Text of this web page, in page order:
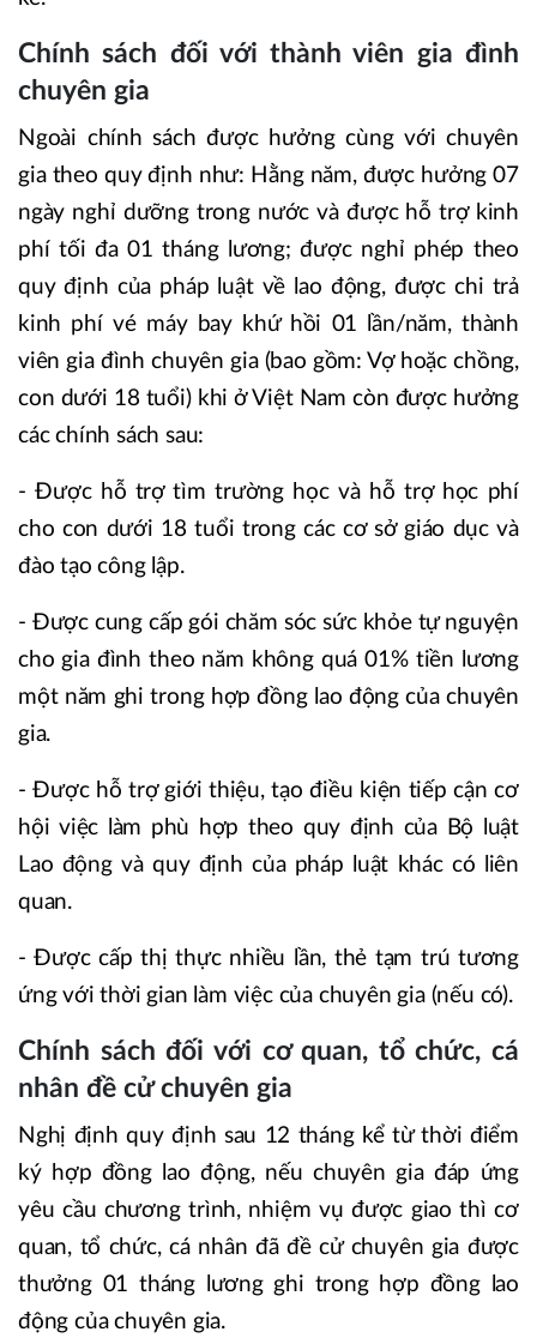
Chính sách đối với thành viên gia đình
chuyên gia
Ngoài chính sách được hưởng cùng với chuyên
gia theo quy định như: Hằng năm, được hưởng 07
ngày nghỉ dưỡng trong nước và được hỗ trợ kinh
phí tối đa 01 tháng lương; được nghỉ phép theo
quy định của pháp luật về lao động, được chi trả
kinh phí vé máy bay khứ hồi 01 lần/năm, thành
viên gia đình chuyên gia (bao gồm: Vợ hoặc chồng,
con dưới 18 tuổi) khi ở Việt Nam còn được hưởng
các chính sách sau:
- Được hỗ trợ tìm trường học và hỗ trợ học phí
cho con dưới 18 tuổi trong các cơ sở giáo dục và
đào tạo công lập.
- Được cung cấp gói chăm sóc sức khỏe tự nguyện
cho gia đình theo năm không quá 01% tiền lương
một năm ghi trong hợp đồng lao động của chuyên
gia.
- Được hỗ trợ giới thiệu, tạo điều kiện tiếp cận cơ
hội việc làm phù hợp theo quy định của Bộ luật
Lao động và quy định của pháp luật khác có liên
quan.
- Được cấp thị thực nhiều lần, thẻ tạm trú tương
ứng với thời gian làm việc của chuyên gia (nếu có).
Chính sách đối với cơ quan, tổ chức, cá
nhân đề cử chuyên gia
Nghị định quy định sau 12 tháng kể từ thời điểm
ký hợp đồng lao động, nếu chuyên gia đáp ứng
yêu cầu chương trình, nhiệm vụ được giao thì cơ
quan, tổ chức, cá nhân đã đề cử chuyên gia được
thưởng 01 tháng lương ghi trong hợp đồng lao
động của chuyên gia.